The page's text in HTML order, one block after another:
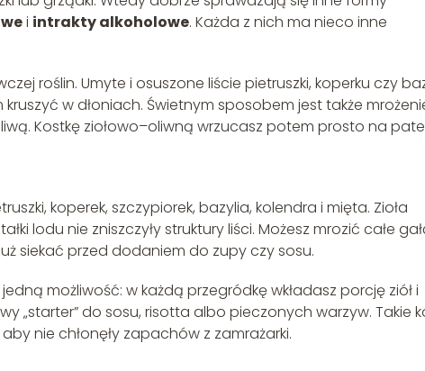
i intrakty alkoholowe. Każda z nich ma nieco inne
roślin. Umyte i osuszone liście pietruszki, koperku czy
w dłoniach. Świetnym sposobem jest także
Kostkę ziołowo–oliwną wrzucasz potem prosto na
koperek, szczypiorek, bazylia, kolendra i mięta. Zioła
lodu nie zniszczyły struktury liści. Możesz mrozić całe
siekać przed dodaniem do zupy czy sosu.
możliwość: w każdą przegródkę wkładasz porcję ziół i
„starter” do sosu, risotta albo pieczonych warzyw. Takie
nie chłonęły zapachów z zamrażarki.